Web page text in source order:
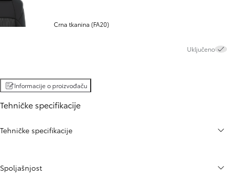
Crna tkanina (FA20)
Uključeno
Informacije o proizvođaču
Tehničke specifikacije
Tehničke specifikacije
Spoljašnjost